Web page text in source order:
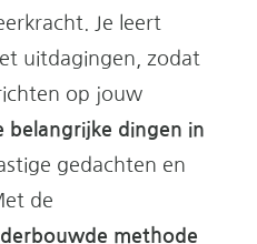
Je leert
uitdagingen, zodat
op jouw
belangrijke dingen in
gedachten en
de
methode